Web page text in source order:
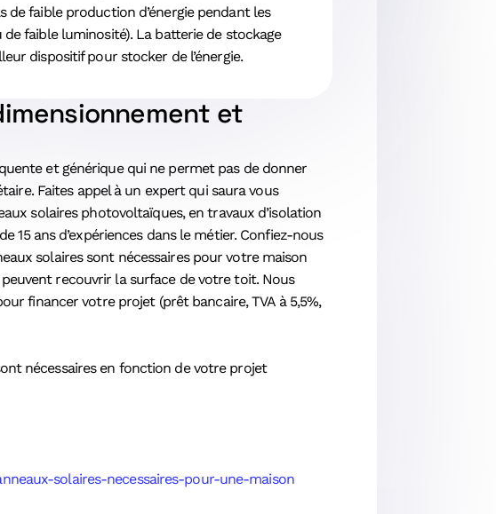
de faible production d’énergie pendant les
de faible luminosité). La batterie de stockage
dispositif pour stocker de l’énergie.
et
et générique qui ne permet pas de donner
Faites appel à un expert qui saura vous
solaires photovoltaïques, en travaux d’isolation
15 ans d’expériences dans le métier. Confiez-nous
solaires sont nécessaires pour votre maison
recouvrir la surface de votre toit. Nous
financer votre projet (prêt bancaire, TVA à 5,5%,
nécessaires en fonction de votre projet
solaires-necessaires-pour-une-maison